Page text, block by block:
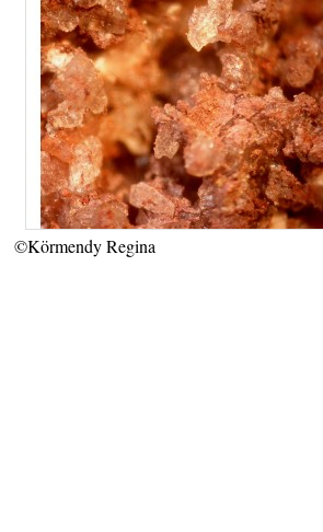
©Körmendy Regina